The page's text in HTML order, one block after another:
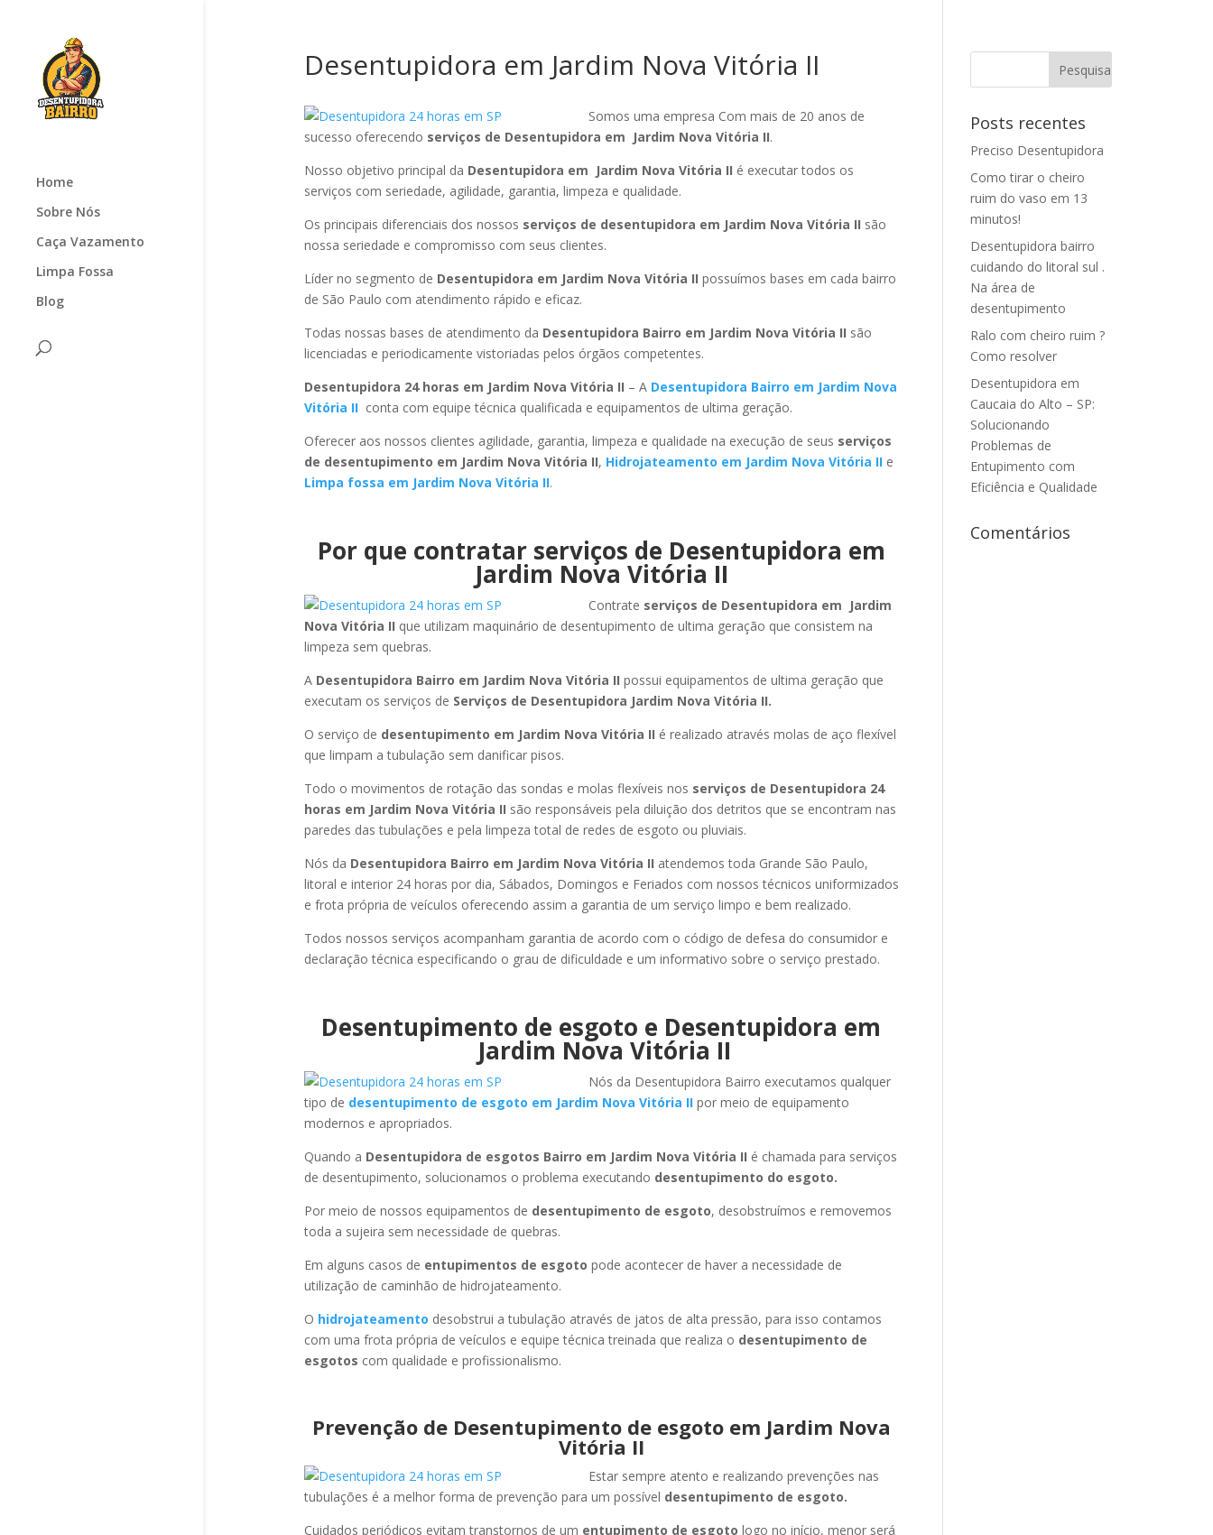
Home
Sobre Nós
Caça Vazamento
Limpa Fossa
Blog
Desentupidora em Jardim Nova Vitória II
Somos uma empresa Com mais de 20 anos de
sucesso oferecendo serviços de Desentupidora em Jardim Nova Vitória II.
Nosso objetivo principal da Desentupidora em Jardim Nova Vitória II é executar todos os
serviços com seriedade, agilidade, garantia, limpeza e qualidade.
Os principais diferenciais dos nossos serviços de desentupidora em Jardim Nova Vitória II são
nossa seriedade e compromisso com seus clientes.
Líder no segmento de Desentupidora em Jardim Nova Vitória II possuímos bases em cada bairro
de São Paulo com atendimento rápido e eficaz.
Todas nossas bases de atendimento da Desentupidora Bairro em Jardim Nova Vitória II são
licenciadas e periodicamente vistoriadas pelos órgãos competentes.
Desentupidora 24 horas em Jardim Nova Vitória II – A Desentupidora Bairro em Jardim Nova
Vitória II conta com equipe técnica qualificada e equipamentos de ultima geração.
Oferecer aos nossos clientes agilidade, garantia, limpeza e qualidade na execução de seus serviços
de desentupimento em Jardim Nova Vitória II, Hidrojateamento em Jardim Nova Vitória IIe
Limpa fossa em Jardim Nova Vitória II.
Por que contratar serviços de Desentupidora em
Jardim Nova Vitória II
Contrate serviços de Desentupidora em Jardim
Nova Vitória II que utilizam maquinário de desentupimento de ultima geração que consistem na
limpeza sem quebras.
A Desentupidora Bairro em Jardim Nova Vitória II possui equipamentos de ultima geração que
executam os serviços de Serviços de Desentupidora Jardim Nova Vitória II.
O serviço de desentupimento em Jardim Nova Vitória II é realizado através molas de aço flexível
que limpam a tubulação sem danificar pisos.
Todo o movimentos de rotação das sondas e molas flexíveis nos serviços de Desentupidora 24
horas em Jardim Nova Vitória II são responsáveis pela diluição dos detritos que se encontram nas
paredes das tubulações e pela limpeza total de redes de esgoto ou pluviais.
Nós da Desentupidora Bairro em Jardim Nova Vitória II atendemos toda Grande São Paulo,
litoral e interior 24 horas por dia, Sábados, Domingos e Feriados com nossos técnicos uniformizados
e frota própria de veículos oferecendo assim a garantia de um serviço limpo e bem realizado.
Todos nossos serviços acompanham garantia de acordo com o código de defesa do consumidor e
declaração técnica especificando o grau de dificuldade e um informativo sobre o serviço prestado.
Desentupimento de esgoto e Desentupidora em
Jardim Nova Vitória II
Nós da Desentupidora Bairro executamos qualquer
tipo de desentupimento de esgoto em Jardim Nova Vitória IIpor meio de equipamento
modernos e apropriados.
Quando a Desentupidora de esgotos Bairro em Jardim Nova Vitória II é chamada para serviços
de desentupimento, solucionamos o problema executando desentupimento do esgoto.
Por meio de nossos equipamentos de desentupimento de esgoto, desobstruímos e removemos
toda a sujeira sem necessidade de quebras.
Em alguns casos de entupimentos de esgoto pode acontecer de haver a necessidade de
utilização de caminhão de hidrojateamento.
O hidrojateamento desobstrui a tubulação através de jatos de alta pressão, para isso contamos
com uma frota própria de veículos e equipe técnica treinada que realiza o desentupimento de
esgotos com qualidade e profissionalismo.
Prevenção de Desentupimento de esgoto em Jardim Nova
Vitória II
Estar sempre atento e realizando prevenções nas
tubulações é a melhor forma de prevenção para um possível desentupimento de esgoto.
Cuidados periódicos evitam transtornos de um entupimento de esgoto logo no início, menor será
Posts recentes
Preciso Desentupidora
Como tirar o cheiro
ruim do vaso em 13
minutos!
Desentupidora bairro
cuidando do litoral sul .
Na área de
desentupimento
Ralo com cheiro ruim ?
Como resolver
Desentupidora em
Caucaia do Alto – SP:
Solucionando
Problemas de
Entupimento com
Eficiência e Qualidade
Comentários